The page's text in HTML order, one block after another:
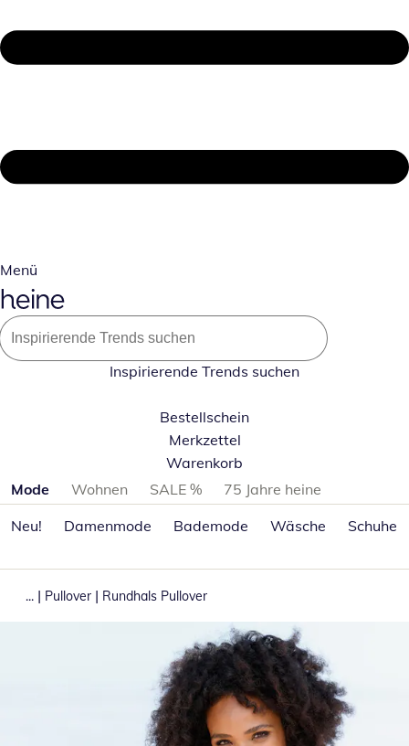
Menü
Inspirierende Trends suchen
Bestellschein
Merkzettel
Warenkorb
Produktkategorien überspringen
Mode Wohnen SALE %
75 Jahre heine
Neu!
Damenmode Bademode Wäsche Schuhe
... | Pullover | Rundhals Pullover